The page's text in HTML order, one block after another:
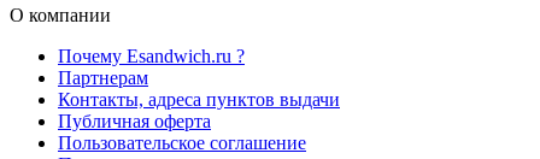
О компании
Почему Esandwich.ru ?
Партнерам
Контакты, адреса пунктов выдачи
Публичная оферта
Пользовательское соглашение